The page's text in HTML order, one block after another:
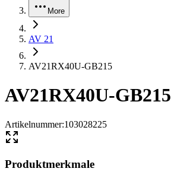
More
AV 21
AV21RX40U-GB215
AV21RX40U-GB215
Artikelnummer:103028225
Produktmerkmale